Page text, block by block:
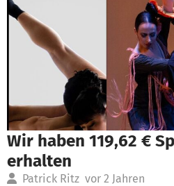
Wir haben 119,62 €
erhalten
Patrick Ritz vor 2 Jahren